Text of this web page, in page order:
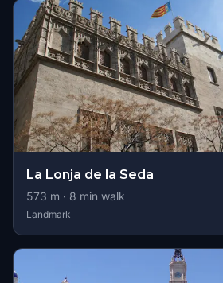
La Lonja de la Seda
573 m · 8 min walk
Landmark